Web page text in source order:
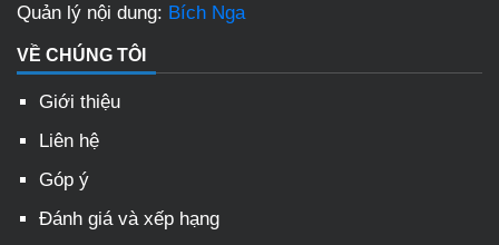
Quản lý nội dung: Bích Nga
VỀ CHÚNG TÔI
Giới thiệu
Liên hệ
Góp ý
Đánh giá và xếp hạng